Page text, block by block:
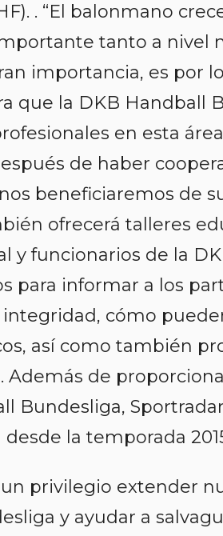
. “El balonmano
tanto a nivel
importancia, es por
que la DKB Handball
en esta
de haber
beneficiaremos de
ofrecerá talleres
y funcionarios de la
para informar a los
integridad, cómo
así como también
Además de
Bundesliga,
la temporada
un privilegio extender
y ayudar a